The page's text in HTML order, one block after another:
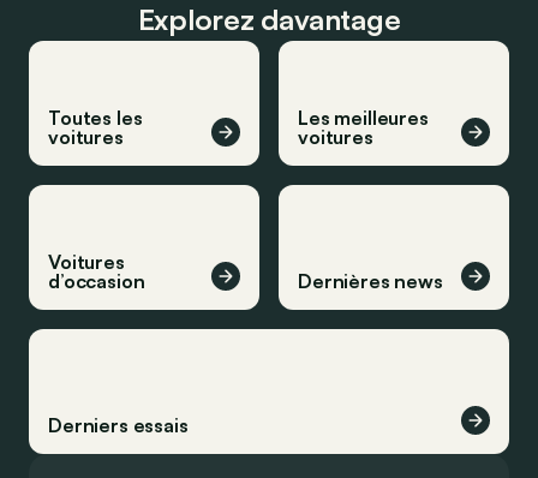
Explorez davantage
Toutes les
voitures
Les meilleures
voitures
Voitures
d’occasion
Dernières news
Derniers essais